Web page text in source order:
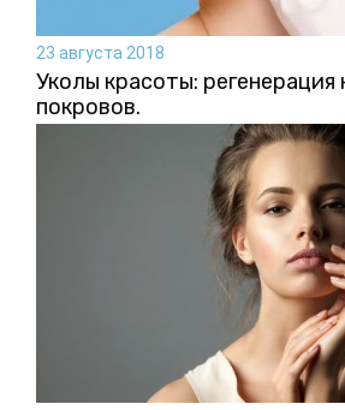
23 августа 2018
Уколы красоты: регенерация
покровов.